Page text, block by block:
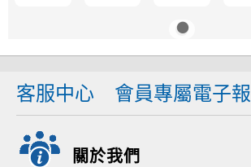
客服中心 會員專屬電子報
關於我們